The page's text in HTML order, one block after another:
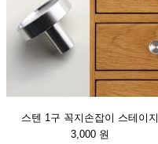
스텐 1구 꼭지손잡이 스테이지
3,000 원